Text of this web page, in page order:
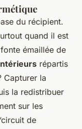
du récipient.
quand il est
émaillée de
répartis
Capturer la
la redistribuer
sur les
de